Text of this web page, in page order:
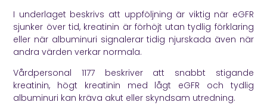
I underlaget beskrivs att uppföljning är viktig när eGFR
sjunker över tid, kreatinin är förhöjt utan tydlig förklaring
eller när albuminuri signalerar tidig njurskada även när
andra värden verkar normala.
Vårdpersonal 1177 beskriver att snabbt stigande
kreatinin, högt kreatinin med lågt eGFR och tydlig
albuminuri kan kräva akut eller skyndsam utredning.